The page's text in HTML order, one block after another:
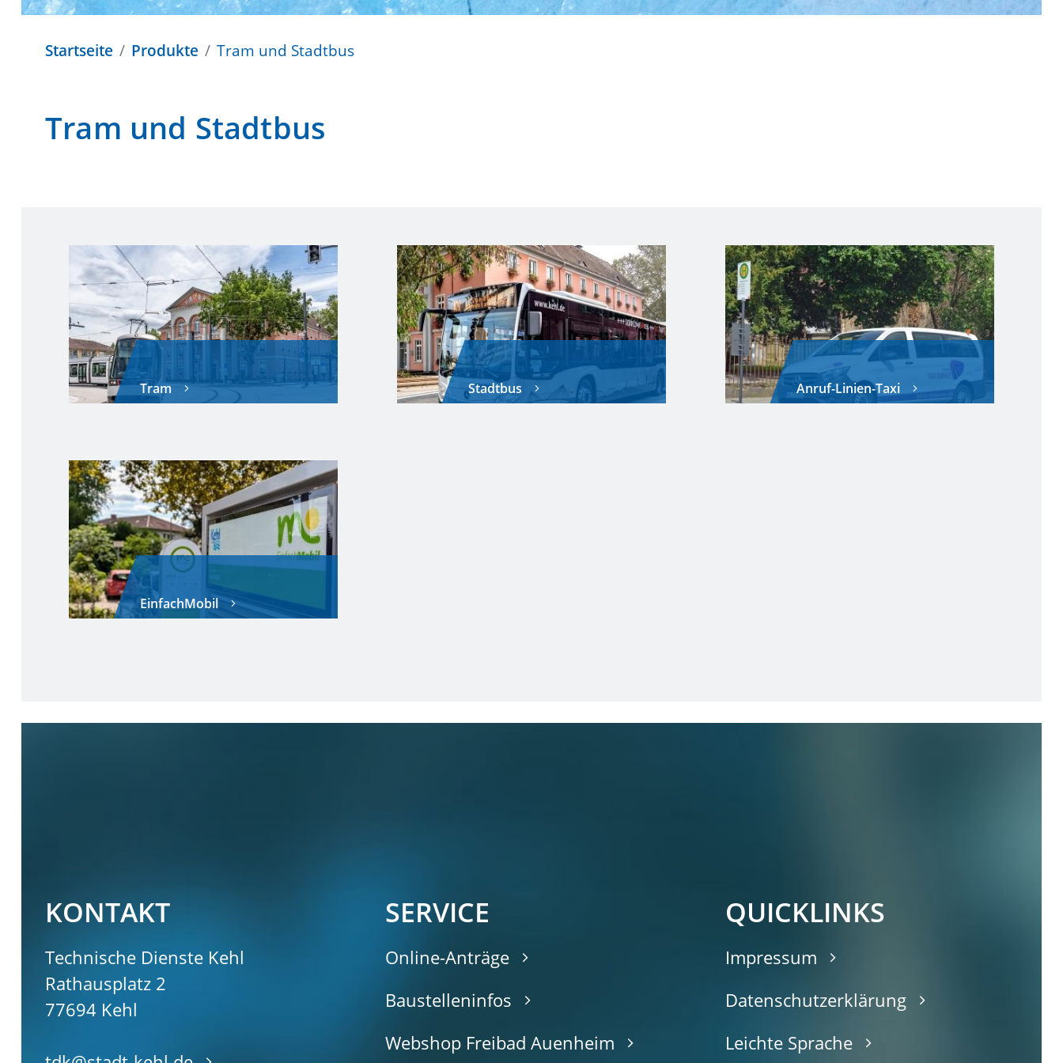
Startseite Produkte Tram und Stadtbus
Tram und Stadtbus
Tram Stadtbus Anruf-Linien-Taxi
EinfachMobil
KONTAKT
Technische Dienste Kehl
Rathausplatz 2
77694 Kehl
SERVICE
Online-Anträge
Baustelleninfos
Webshop Freibad Auenheim
QUICKLINKS
Impressum
Datenschutzerklärung
Leichte Sprache